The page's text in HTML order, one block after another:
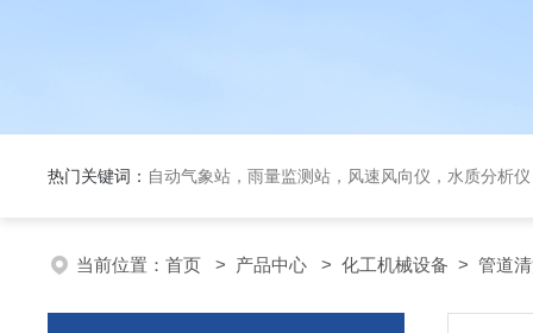
热门关键词： 自动气象站，雨量监测站，风速风向仪，水质分析
当前位置： 首页 > 产品中心 > 化工机械设备 > 管道